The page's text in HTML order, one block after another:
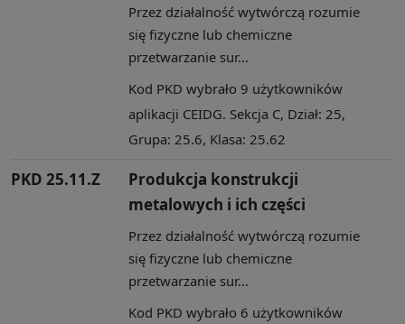
Przez działalność wytwórczą rozumie
się fizyczne lub chemiczne
przetwarzanie sur...
Kod PKD wybrało 9 użytkowników
aplikacji CEIDG. Sekcja C, Dział: 25,
Grupa: 25.6, Klasa: 25.62
PKD 25.11.Z
Produkcja konstrukcji
metalowych i ich części
Przez działalność wytwórczą rozumie
się fizyczne lub chemiczne
przetwarzanie sur...
Kod PKD wybrało 6 użytkowników